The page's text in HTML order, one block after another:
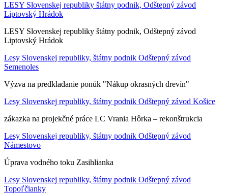
LESY Slovenskej republiky štátny podnik, Odštepný závod
Liptovský Hrádok
LESY Slovenskej republiky štátny podnik, Odštepný závod
Liptovský Hrádok
Lesy Slovenskej republiky, štátny podnik Odštepný závod
Semenoles
Výzva na predkladanie ponúk "Nákup okrasných drevín"
Lesy Slovenskej republiky, štátny podnik Odštepný závod Košice
zákazka na projekčné práce LC Vrania Hôrka – rekonštrukcia
Lesy Slovenskej republiky, štátny podnik Odštepný závod
Námestovo
Úprava vodného toku Zasihlianka
Lesy Slovenskej republiky, štátny podnik Odštepný závod
Topoľčianky